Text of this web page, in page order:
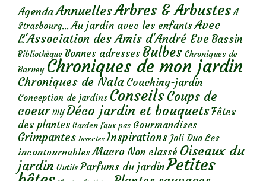
AgendaAnnuellesArbres & Arbustes A
Strasbourg... Au jardin avec les enfantsAvec
L'Association des Amis d'André Eve Bassin
Bibliothèque Bonnes adresses Bulbes Chroniques de
Barney Chroniques de mon jardin
Chroniques de Nala Coaching-jardin
Conception de jardins ConseilsCoups de
coeur DIY Déco jardin et bouquetsFêtes
des plantes Garden faux pas Gourmandises
Grimpantes Insectes Inspirations Joli Duo Les
incontournables Macro Non classé Oiseaux du
jardin Outils Parfums du jardinPetites